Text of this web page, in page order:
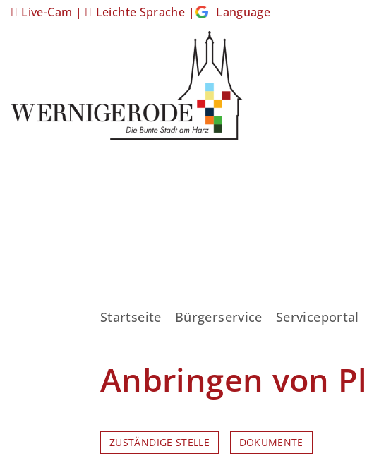
Live-Cam | Leichte Sprache | Language
Startseite Bürgerservice Serviceportal
Anbringen von
ZUSTÄNDIGE STELLE DOKUMENTE